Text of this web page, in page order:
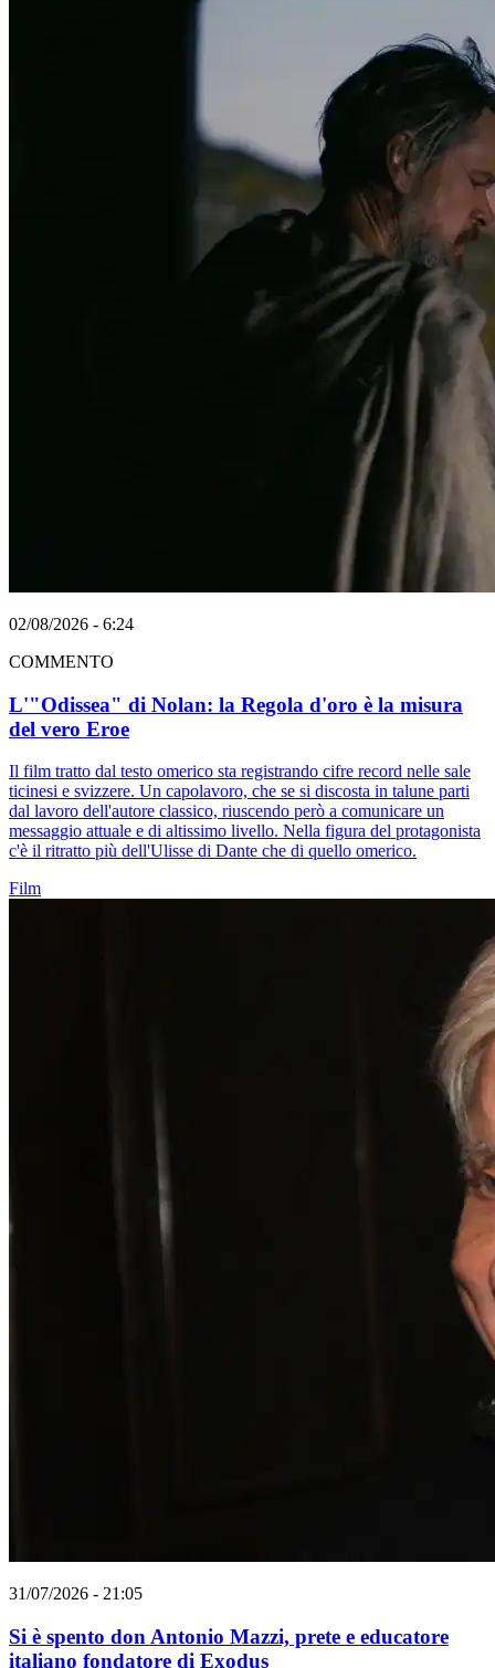
02/08/2026 - 6:24
COMMENTO
L'"Odissea" di Nolan: la Regola d'oro è la misura
del vero Eroe
Il film tratto dal testo omerico sta registrando cifre record nelle sale
ticinesi e svizzere. Un capolavoro, che se si discosta in talune parti
dal lavoro dell'autore classico, riuscendo però a comunicare un
messaggio attuale e di altissimo livello. Nella figura del protagonista
c'è il ritratto più dell'Ulisse di Dante che di quello omerico.
Film
31/07/2026 - 21:05
Si è spento don Antonio Mazzi, prete e educatore
italiano fondatore di Exodus